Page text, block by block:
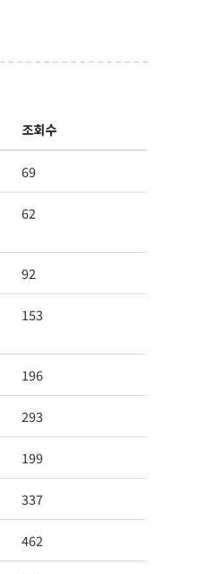
조회수
69
62
92
153
196
293
199
337
462